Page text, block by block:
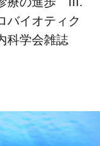
バイオティク
科学会雑誌